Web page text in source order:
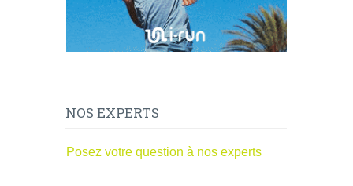
NOS EXPERTS
Posez votre question à nos experts